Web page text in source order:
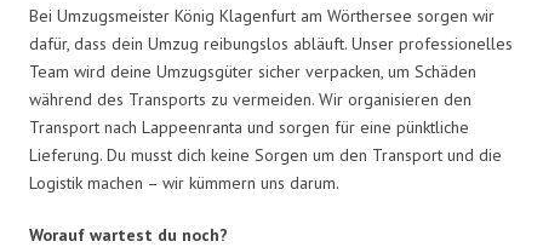
Bei Umzugsmeister König Klagenfurt am Wörthersee sorgen wir
dafür, dass dein Umzug reibungslos abläuft. Unser professionelles
Team wird deine Umzugsgüter sicher verpacken, um Schäden
während des Transports zu vermeiden. Wir organisieren den
Transport nach Lappeenranta und sorgen für eine pünktliche
Lieferung. Du musst dich keine Sorgen um den Transport und die
Logistik machen – wir kümmern uns darum.
Worauf wartest du noch?